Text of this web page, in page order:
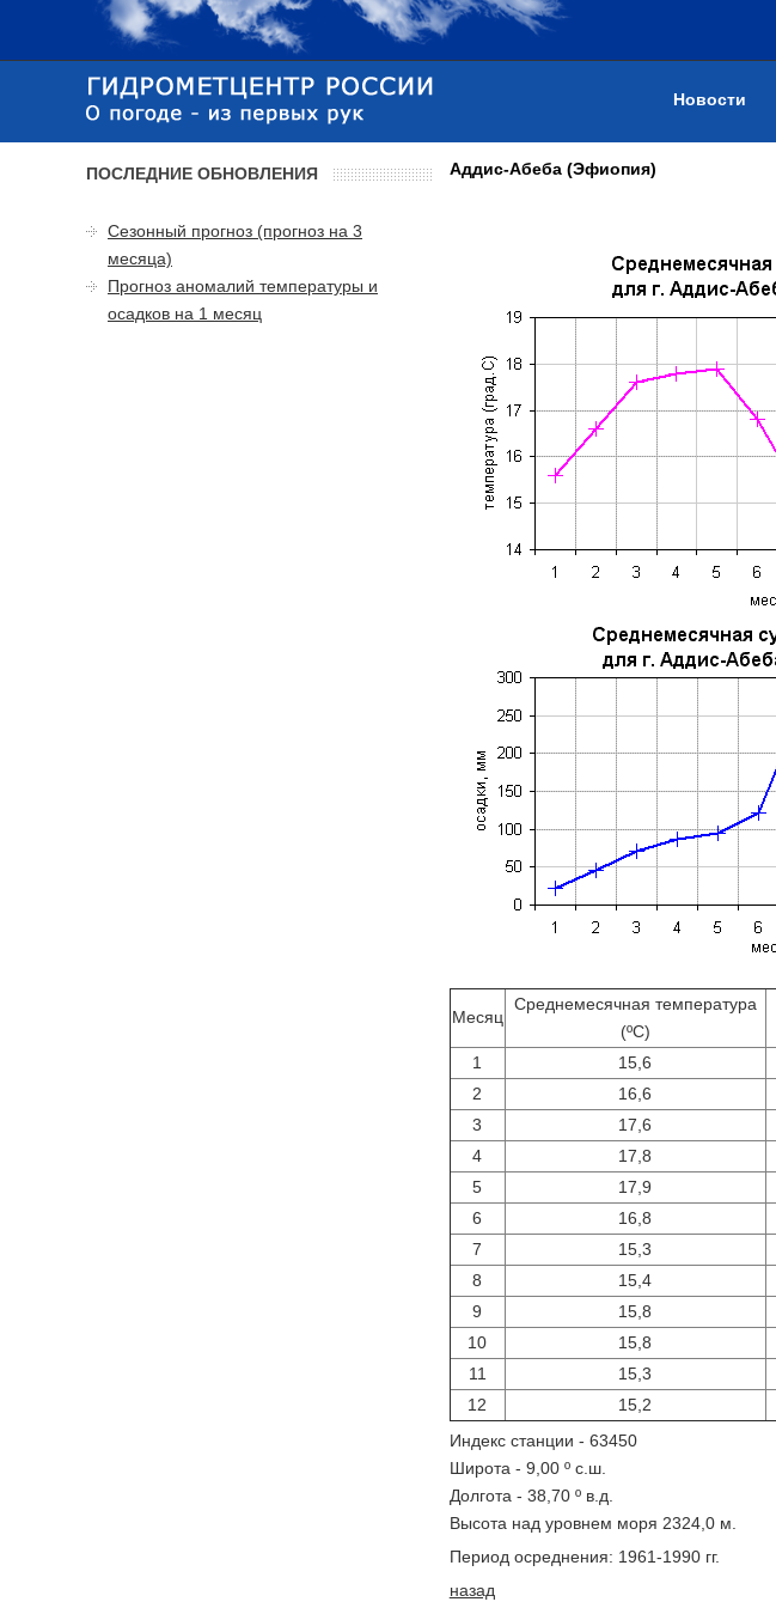
Новости
Аддис-Абеба (Эфиопия)
Месяц
Среднемесячная температура
(ºС)
1
15,6
2
16,6
3
17,6
4
17,8
5
17,9
6
16,8
7
15,3
8
15,4
9
15,8
10
15,8
11
15,3
12
15,2
Индекс станции - 63450
Широта - 9,00 º с.ш.
Долгота - 38,70 º в.д.
Высота над уровнем моря 2324,0 м.
Период осреднения: 1961-1990 гг.
назад
ПОСЛЕДНИЕ ОБНОВЛЕНИЯ
Сезонный прогноз (прогноз на 3
месяца)
Прогноз аномалий температуры и
осадков на 1 месяц